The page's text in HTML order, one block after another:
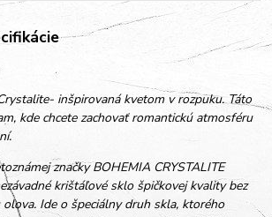
inšpirovaná kvetom v rozpuku. Táto
kde chcete zachovať romantickú atmosféru
značky BOHEMIA CRYSTALITE
krištáľové sklo špičkovej kvality bez
Ide o špeciálny druh skla, ktorého